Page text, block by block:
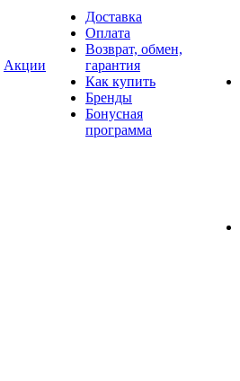
Акции
Доставка
Оплата
Возврат, обмен,
гарантия
Как купить
Бренды
Бонусная
программа